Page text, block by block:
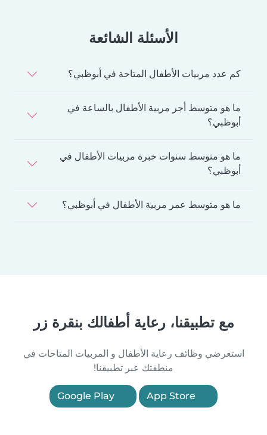
الأسئلة الشائعة
كم عدد مربيات الأطفال المتاحة في أبوظبي؟
ما هو متوسط أجر مربية الأطفال بالساعة في
أبوظبي؟
ما هو متوسط سنوات خبرة مربيات الأطفال في
أبوظبي؟
ما هو متوسط عمر مربية الأطفال في أبوظبي؟
مع تطبيقنا، رعاية أطفالك بنقرة زر
استعرضي وظائف رعاية الأطفال و المربيات المتاحات في
منطقتك عبر تطبيقنا!